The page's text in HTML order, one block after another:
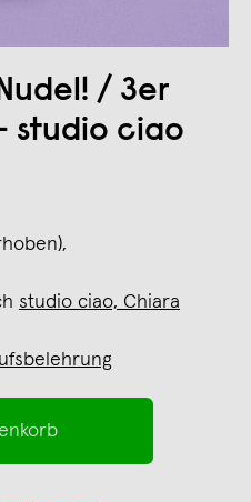
/ 3er
studio ciao
studio ciao, Chiara